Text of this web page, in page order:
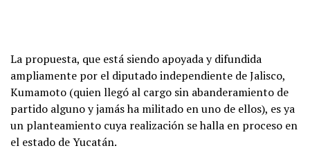
La propuesta, que está siendo apoyada y difundida
ampliamente por el diputado independiente de Jalisco,
Kumamoto (quien llegó al cargo sin abanderamiento de
partido alguno y jamás ha militado en uno de ellos), es ya
un planteamiento cuya realización se halla en proceso en
el estado de Yucatán.